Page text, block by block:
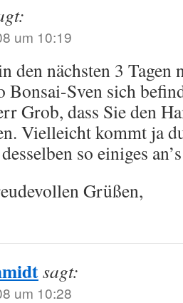
um 10:19
den nächsten 3 Tagen
Bonsai-Sven sich
Grob, dass Sie den
Vielleicht kommt ja
so einiges
Grüßen,
sagt:
um 10:28